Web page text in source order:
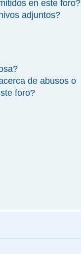
en este foro?
adjuntos?
de abusos o
foro?